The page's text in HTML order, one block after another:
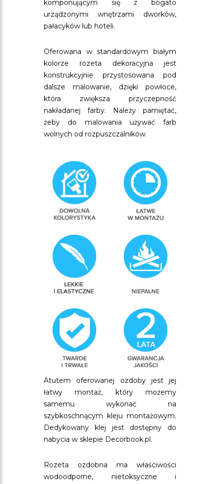
komponującym się z bogato
urządzonymi wnętrzami dworków,
pałacyków lub hoteli.
Oferowana w standardowym białym
kolorze rozeta dekoracyjna jest
konstrukcyjnie przystosowana pod
dalsze malowanie, dzięki powłoce,
która zwiększa przyczepność
nakładanej farby. Należy pamiętać,
żeby do malowania używać farb
wolnych od rozpuszczalników.
Atutem oferowanej ozdoby jest jej
łatwy montaż, który możemy
samemu wykonać na
szybkoschnącym kleju montażowym.
Dedykowany klej jest dostępny do
nabycia w sklepie Decorbook.pl.
Rozeta ozdobna ma właściwości
wodoodporne, nietoksyczne i